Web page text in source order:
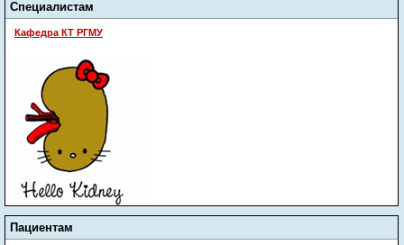
Специалистам
Кафедра КТ РГМУ
Пациентам